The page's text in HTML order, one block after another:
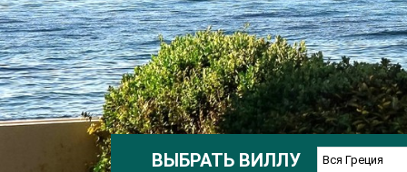
ВЫБРАТЬ ВИЛЛУ Вся Греция